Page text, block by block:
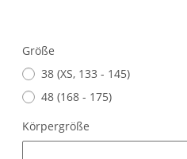
Größe
38 (XS, 133 - 145)
48 (168 - 175)
Körpergröße